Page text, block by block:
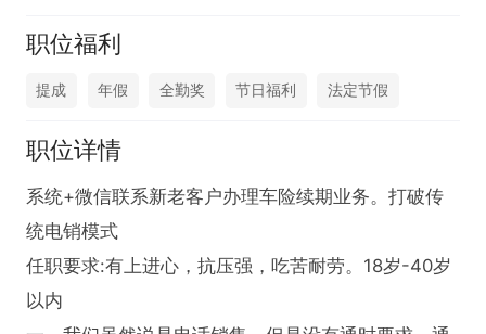
职位福利
提成 年假 全勤奖 节日福利 法定节假
职位详情
系统+微信联系新老客户办理车险续期业务。打破传
统电销模式
任职要求:有上进心，抗压强，吃苦耐劳。18岁-40岁
以内